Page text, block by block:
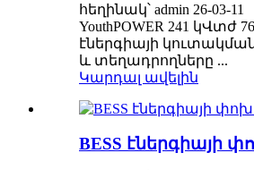
հեղինակ՝ admin 26-03-11
YouthPOWER 241
էներգիայի
և տեղադրողները ...
Կարդալ ավելին
BESS էներգիայի